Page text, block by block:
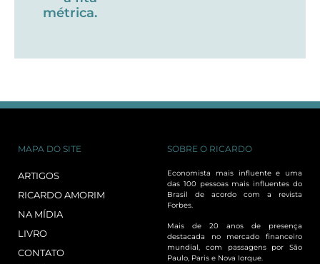
métrica.
MAPA DO SITE
ARTIGOS
RICARDO AMORIM
NA MÍDIA
LIVRO
CONTATO
SOBRE O RICARDO
Economista mais influente e uma
das 100 pessoas mais influentes do
Brasil de acordo com a revista
Forbes.
Mais de 20 anos de presença
destacada no mercado financeiro
mundial, com passagens por São
Paulo, Paris e Nova Iorque.